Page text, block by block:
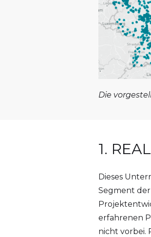
Die
1.
Dieses
Segment
erfahrenen
nicht vorbei.